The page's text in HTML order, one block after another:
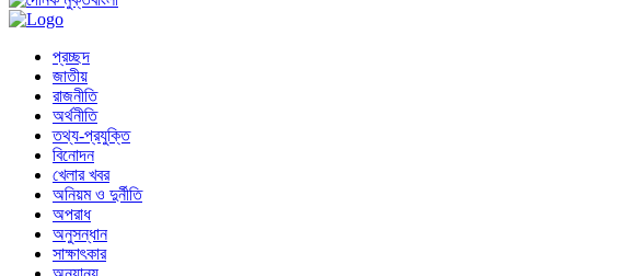
প্রচ্ছদ
জাতীয়
রাজনীতি
অর্থনীতি
তথ্য-প্রযুক্তি
বিনোদন
খেলার খবর
অনিয়ম ও দুর্নীতি
অপরাধ
অনুসন্ধান
সাক্ষাৎকার